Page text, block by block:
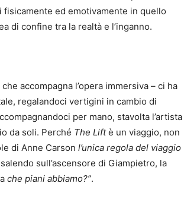
ed emotivamente in quello
di confine tra la realtà e l’inganno.
accompagna l’opera immersiva – ci ha
regalandoci vertigini in cambio di
per mano, stavolta l’artista
da soli. Perché The Liftè un viaggio, non
di Anne Carson l’unica regola del viaggio
sull’ascensore di Giampietro, la
che piani abbiamo?”.